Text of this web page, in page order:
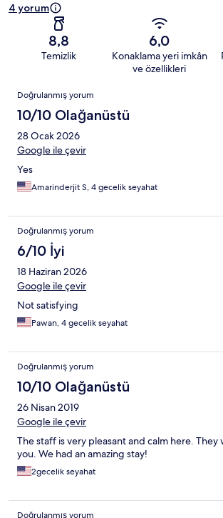
4 yorum
8,8
Temizlik
6,0
Konaklama yeri imkân
ve özellikleri
Yorumlar
Doğrulanmış yorum
10/10 Olağanüstü
28 Ocak 2026
Google ile çevir
Yes
Amarinderjit S, 4 gecelik seyahat
Doğrulanmış yorum
6/10 İyi
18 Haziran 2026
Google ile çevir
Not satisfying
Pawan, 4 gecelik seyahat
Doğrulanmış yorum
10/10 Olağanüstü
26 Nisan 2019
Google ile çevir
The staff is very pleasant and calm here. They
you. We had an amazing stay!
2gecelik seyahat
Doğrulanmış yorum